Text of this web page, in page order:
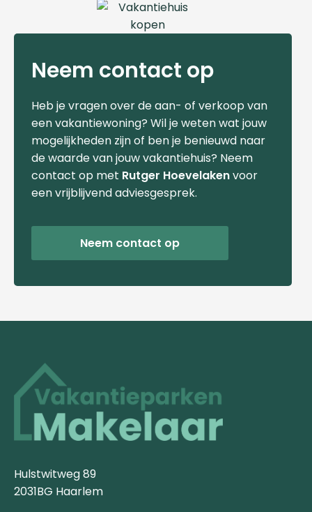
Neem contact op
Heb je vragen over de aan- of verkoop van
een vakantiewoning? Wil je weten wat jouw
mogelijkheden zijn of ben je benieuwd naar
de waarde van jouw vakantiehuis? Neem
contact op met Rutger Hoevelakenvoor
een vrijblijvend adviesgesprek.
Neem contact op
Hulstwitweg 89
2031BG Haarlem